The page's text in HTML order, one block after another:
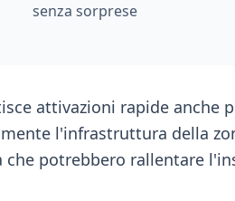
senza sorprese
attivazioni rapide anche
l'infrastruttura della
potrebbero rallentare